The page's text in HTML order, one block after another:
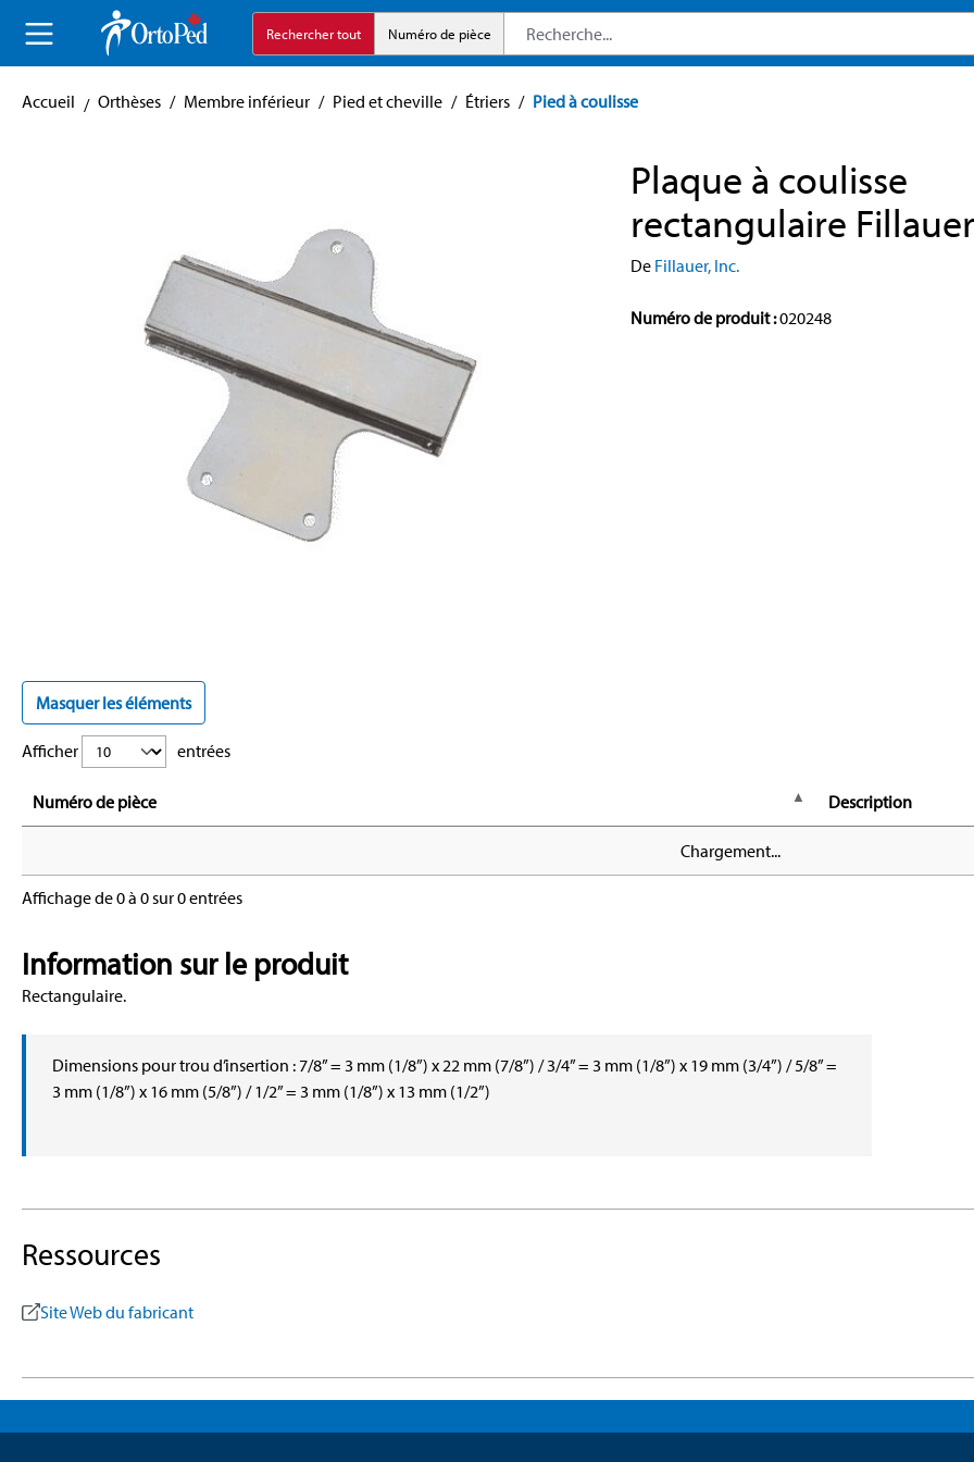
Aller à la navigation principaleRechercher tout Numéro de pièce
Accueil Orthèses / Membre inférieur / Pied et cheville / Étriers / Pied à coulisse
Plaque à coulisse
rectangulaire Fillauer
De Fillauer, Inc.
Numéro de produit :020248
Masquer les éléments
Afficher entrées
Numéro de pièce Description
Chargement...
Affichage de 0 à 0 sur 0 entrées
Information sur le produit
Rectangulaire.
Dimensions pour trou d’insertion : 7/8” = 3 mm (1/8”) x 22 mm (7/8”) / 3/4” = 3 mm (1/8”) x 19 mm (3/4”) / 5/8” =
3 mm (1/8”) x 16 mm (5/8”) / 1/2” = 3 mm (1/8”) x 13 mm (1/2”)
Ressources
Site Web du fabricant